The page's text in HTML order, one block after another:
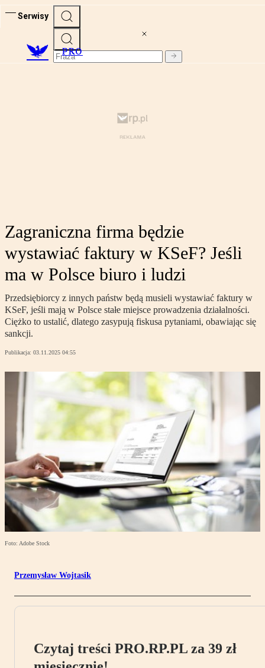
Serwisy
PRO
Zagraniczna firma będzie
wystawiać faktury w KSeF? Jeśli
ma w Polsce biuro i ludzi
Przedsiębiorcy z innych państw będą musieli wystawiać faktury w
KSeF, jeśli mają w Polsce stałe miejsce prowadzenia działalności.
Ciężko to ustalić, dlatego zasypują fiskusa pytaniami, obawiając się
sankcji.
Publikacja: 03.11.2025 04:55
Foto: Adobe Stock
Przemysław Wojtasik
Czytaj treści PRO.RP.PL za 39 zł